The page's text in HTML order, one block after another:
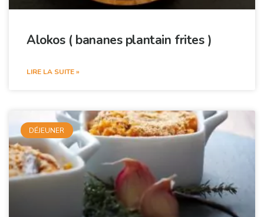
Alokos ( bananes plantain frites )
LIRE LA SUITE »
DÉJEUNER